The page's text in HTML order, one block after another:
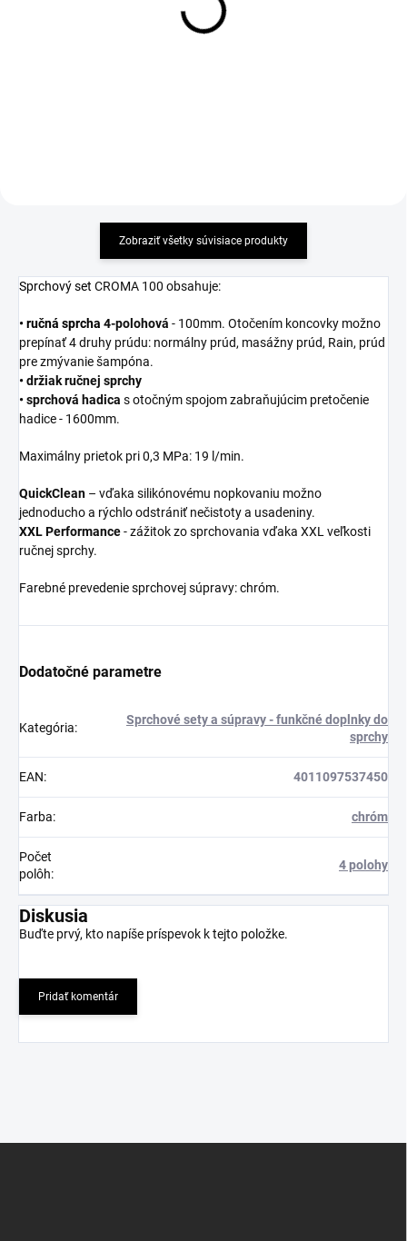
CROMA 100 Variojet, chróm
Zobraziť všetky súvisiace produkty
Sprchový set CROMA 100 obsahuje:
•ručná sprcha 4-polohová - 100mm. Otočením koncovky možno
prepínať 4 druhy prúdu: normálny prúd, masážny prúd, Rain, prúd
pre zmývanie šampóna.
• držiak ručnej sprchy
• sprchová hadica s otočným spojom zabraňujúcim pretočenie
hadice - 1600mm.
Maximálny prietok pri 0,3 MPa: 19 l/min.
QuickClean – vďaka silikónovému nopkovaniu možno
jednoducho a rýchlo odstrániť nečistoty a usadeniny.
XXL Performance- zážitok zo sprchovania vďaka XXL veľkosti
ručnej sprchy.
Farebné prevedenie sprchovej súpravy: chróm.
Dodatočné parametre
Kategória:
Sprchové sety a súpravy - funkčné doplnky do
sprchy
EAN: 4011097537450
Farba: chróm
Počet
polôh:
4 polohy
Diskusia
Buďte prvý, kto napíše príspevok k tejto položke.
Pridať komentár